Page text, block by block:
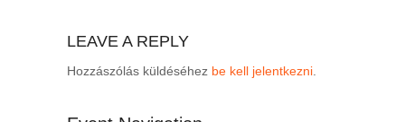
LEAVE A REPLY
Hozzászólás küldéséhez be kell jelentkezni.